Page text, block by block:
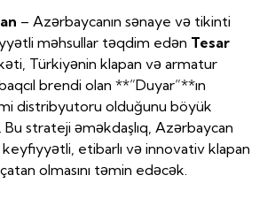
– Azərbaycanın sənaye və tikinti
məhsullar təqdim edən Tesar
Türkiyənin klapan və armatur
brendi olan **”Duyar”**ın
distribyutoru olduğunu böyük
Bu strateji əməkdaşlıq, Azərbaycan
keyfiyyətli, etibarlı və innovativ klapan
olmasını təmin edəcək.